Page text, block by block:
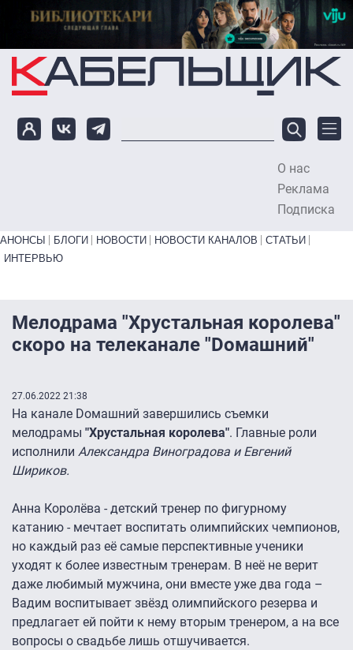
Перейти к основному содержанию
О нас
Реклама
Подписка
Primary links bottom
АНОНСЫ БЛОГИ НОВОСТИ НОВОСТИ КАНАЛОВ
СТАТЬИ
ИНТЕРВЬЮ
Мелодрама "Хрустальная королева"
скоро на телеканале "Dомашний"
27.06.2022 21:38
На канале Dомашний завершились съемки
мелодрамы "Хрустальная королева". Главные роли
исполнили Александра Виноградова и Евгений
Шириков.
Анна Королёва - детский тренер по фигурному
катанию - мечтает воспитать олимпийских чемпионов,
но каждый раз её самые перспективные ученики
уходят к более известным тренерам. В неё не верит
даже любимый мужчина, они вместе уже два года –
Вадим воспитывает звёзд олимпийского резерва и
предлагает ей пойти к нему вторым тренером, а на все
вопросы о свадьбе лишь отшучивается.